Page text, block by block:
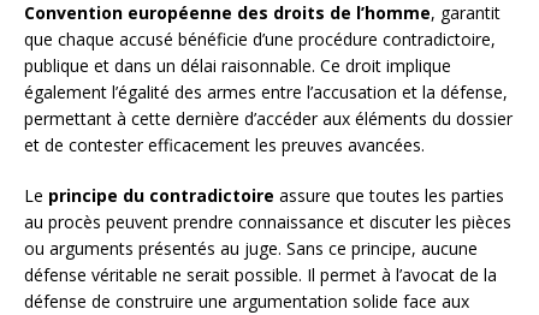
Convention européenne des droits de l’homme, garantit
que chaque accusé bénéficie d’une procédure contradictoire,
publique et dans un délai raisonnable. Ce droit implique
également l’égalité des armes entre l’accusation et la défense,
permettant à cette dernière d’accéder aux éléments du dossier
et de contester efficacement les preuves avancées.
Le principe du contradictoire assure que toutes les parties
au procès peuvent prendre connaissance et discuter les pièces
ou arguments présentés au juge. Sans ce principe, aucune
défense véritable ne serait possible. Il permet à l’avocat de la
défense de construire une argumentation solide face aux